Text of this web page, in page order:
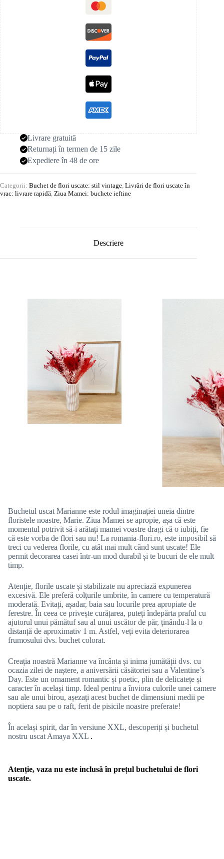
Livrare gratuită
Returnați în termen de 15 zile
Expediere în 48 de ore
Categorii: Buchet de flori uscate: stil vintage, Livrări de flori uscate în
vrac: livrare rapidă, Ziua Mamei: buchete ieftine
Descriere
Buchetul uscat Marianne este rodul imaginației uneia dintre
floristele noastre, Marie. Ziua Mamei se apropie, așa că este
momentul potrivit să-i arătați mamei voastre dragi că o iubiți, fie
că este vorba de flori sau nu! La romania-flori.ro, este imposibil să
treci cu vederea florile, cu atât mai mult când sunt uscate! Ele
permit decorarea casei într-un mod durabil și te bucuri de ele mult
timp.
Atenție, florile uscate și stabilizate nu apreciază expunerea
excesivă. Ele preferă colțurile umbrite, în camere cu temperatură
moderată. Evitați, așadar, baia sau locurile prea apropiate de
ferestre. În ceea ce privește curățarea, puteți îndepărta praful cu
ajutorul unui pămătuf sau al unui uscător de păr, ținându-l la o
distanță de aproximativ 1 m. Astfel, veți evita deteriorarea
frumosului dvs. buchet colorat.
Creația noastră Marianne va încânta și inima jumătății dvs. cu
ocazia zilei de naștere, a aniversării căsătoriei sau a Valentine’s
Day. Este un ornament romantic și poetic, plin de delicatețe și
caracter în același timp. Ideal pentru a înviora culorile unei camere
sau ale unui birou, așezați acest buchet de dimensiuni medii pe
noptiera sau pe o raft, ferit de pisicile noastre preferate!
În același spirit, dar în versiune XXL, descoperiți și buchetul
nostru uscat Amaya XXL .
Atenție, vaza nu este inclusă în prețul buchetului de flori
uscate.